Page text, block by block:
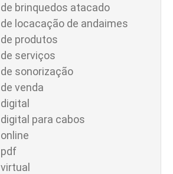
brinquedos atacado
locacação de andaimes
produtos
serviços
sonorização
venda
para cabos